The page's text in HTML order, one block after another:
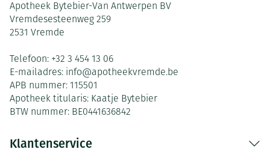
Apotheek Bytebier-Van Antwerpen BV
Vremdesesteenweg 259
2531 Vremde
Telefoon: +32 3 454 13 06
E-mailadres: info@apotheekvremde.be
APB nummer: 115501
Apotheek titularis: Kaatje Bytebier
BTW nummer: BE0441636842
Klantenservice